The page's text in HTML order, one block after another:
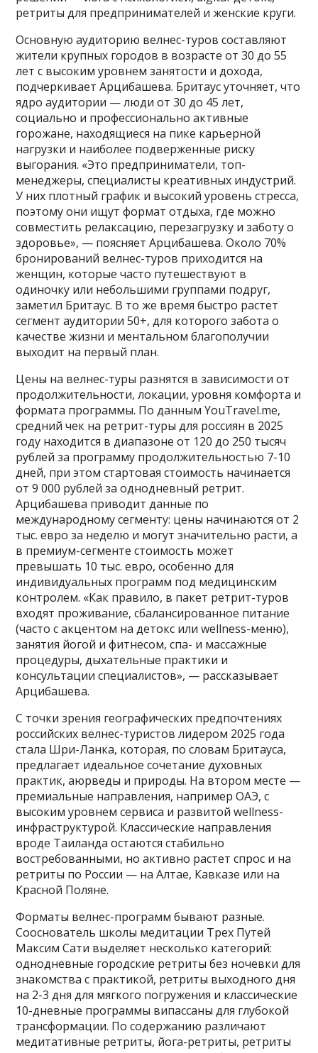
ретриты для предпринимателей и женские круги.
Основную аудиторию велнес-туров составляют
жители крупных городов в возрасте от 30 до 55
лет с высоким уровнем занятости и дохода,
подчеркивает Арцибашева. Бритаус уточняет, что
ядро аудитории — люди от 30 до 45 лет,
социально и профессионально активные
горожане, находящиеся на пике карьерной
нагрузки и наиболее подверженные риску
выгорания. «Это предприниматели, топ-
менеджеры, специалисты креативных индустрий.
У них плотный график и высокий уровень стресса,
поэтому они ищут формат отдыха, где можно
совместить релаксацию, перезагрузку и заботу о
здоровье», — поясняет Арцибашева. Около 70%
бронирований велнес-туров приходится на
женщин, которые часто путешествуют в
одиночку или небольшими группами подруг,
заметил Бритаус. В то же время быстро растет
сегмент аудитории 50+, для которого забота о
качестве жизни и ментальном благополучии
выходит на первый план.
Цены на велнес-туры разнятся в зависимости от
продолжительности, локации, уровня комфорта и
формата программы. По данным YouTravel.me,
средний чек на ретрит-туры для россиян в 2025
году находится в диапазоне от 120 до 250 тысяч
рублей за программу продолжительностью 7-10
дней, при этом стартовая стоимость начинается
от 9 000 рублей за однодневный ретрит.
Арцибашева приводит данные по
международному сегменту: цены начинаются от 2
тыс. евро за неделю и могут значительно расти, а
в премиум-сегменте стоимость может
превышать 10 тыс. евро, особенно для
индивидуальных программ под медицинским
контролем. «Как правило, в пакет ретрит-туров
входят проживание, сбалансированное питание
(часто с акцентом на детокс или wellness-меню),
занятия йогой и фитнесом, спа- и массажные
процедуры, дыхательные практики и
консультации специалистов», — рассказывает
Арцибашева.
С точки зрения географических предпочтениях
российских велнес-туристов лидером 2025 года
стала Шри-Ланка, которая, по словам Бритауса,
предлагает идеальное сочетание духовных
практик, аюрведы и природы. На втором месте —
премиальные направления, например ОАЭ, с
высоким уровнем сервиса и развитой wellness-
инфраструктурой. Классические направления
вроде Таиланда остаются стабильно
востребованными, но активно растет спрос и на
ретриты по России — на Алтае, Кавказе или на
Красной Поляне.
Форматы велнес-программ бывают разные.
Сооснователь школы медитации Трех Путей
Максим Сати выделяет несколько категорий:
однодневные городские ретриты без ночевки для
знакомства с практикой, ретриты выходного дня
на 2-3 дня для мягкого погружения и классические
10-дневные программы випассаны для глубокой
трансформации. По содержанию различают
медитативные ретриты, йога-ретриты, ретриты